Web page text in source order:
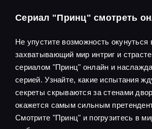
Сериал "Принц" смотреть
Не упустите возможность окунуться
захватывающий мир интриг и
сериалом "Принц" онлайн и
серией. Узнайте, какие испытания
секреты скрываются за стенами
окажется самым сильным
Смотрите "Принц" и погрузитесь в